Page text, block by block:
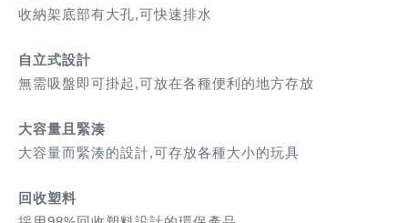
收納架底部有大孔,可快速排水
自立式設計
無需吸盤即可掛起,可放在各種便利的地方存放
大容量且緊湊
大容量而緊湊的設計,可存放各種大小的玩具
回收塑料